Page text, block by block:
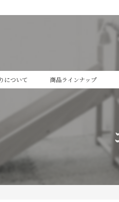
について 商品ラインナップ
cocoiro
cocoiro+